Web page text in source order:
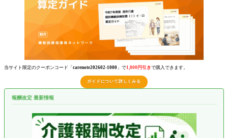
当サイト限定のクーポンコード「 carenote202602-1000 」で1,000円引きで購入できます。
ガイドについて詳しくみる
報酬改定 最新情報